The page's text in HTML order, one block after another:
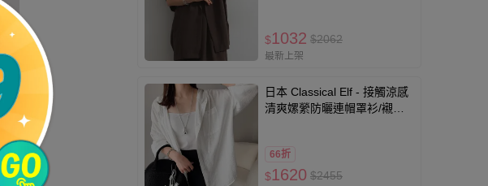
$1032 $2062
最新上架
日本 Classical Elf - 接觸涼感
清爽嫘縈防曬連帽罩衫/襯衫-
66折
$1620 $2455